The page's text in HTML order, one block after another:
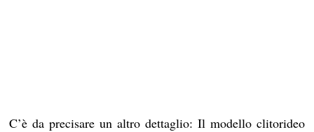
C’è da precisare un altro dettaglio: Il modello clitorideo